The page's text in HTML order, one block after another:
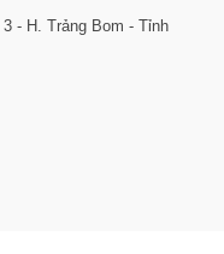
- H. Trảng Bom - Tỉnh